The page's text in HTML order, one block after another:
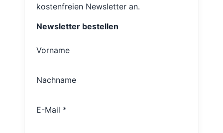
kostenfreien Newsletter an.